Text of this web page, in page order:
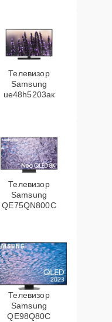
Телевизор
Samsung
ue48h5203aк
Телевизор
Samsung
QE75QN800C
Телевизор
Samsung
QE98Q80C